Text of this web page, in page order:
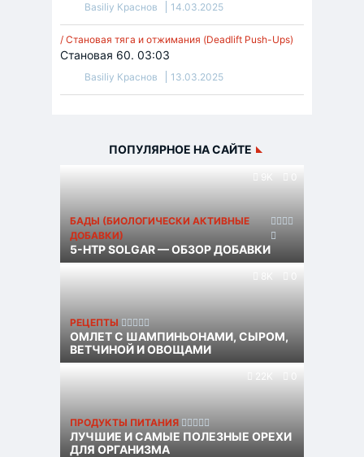
Basiliy Краснов 14.03.2025
/ Становая тяга и отжимания (Deadlift Push-Ups)
Становая 60. 03:03
Basiliy Краснов 13.03.2025
ПОПУЛЯРНОЕ НА САЙТЕ
9K
БАДЫ (БИОЛОГИЧЕСКИ АКТИВНЫЕ
ДОБАВКИ)
5-HTP SOLGAR — ОБЗОР ДОБАВКИ
8K 0
РЕЦЕПТЫ
ОМЛЕТ С ШАМПИНЬОНАМИ, СЫРОМ,
ВЕТЧИНОЙ И ОВОЩАМИ
22K
ПРОДУКТЫ ПИТАНИЯ
ЛУЧШИЕ И САМЫЕ ПОЛЕЗНЫЕ ОРЕХИ
ДЛЯ ОРГАНИЗМА